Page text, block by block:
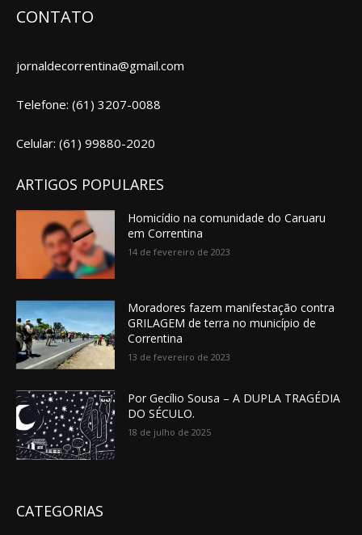
CONTATO
jornaldecorrentina@gmail.com
Telefone: (61) 3207-0088
Celular: (61) 99880-2020
ARTIGOS POPULARES
Homicídio na comunidade do Caruaru
em Correntina
14 de fevereiro de 2023
Moradores fazem manifestação contra
GRILAGEM de terra no município de
Correntina
13 de fevereiro de 2023
Por Gecílio Sousa – A DUPLA TRAGÉDIA
DO SÉCULO.
18 de julho de 2025
CATEGORIAS